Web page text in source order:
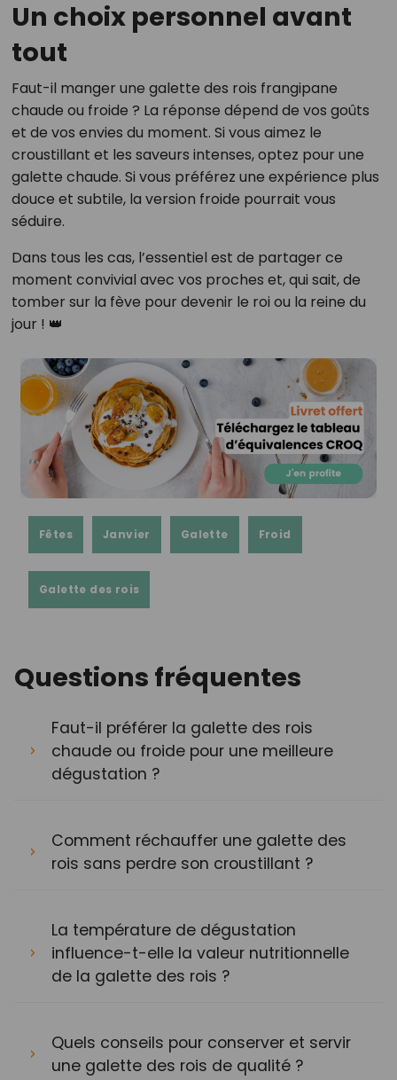
Un choix personnel avant
tout
Faut-il manger une galette des rois frangipane
chaude ou froide ? La réponse dépend de vos goûts
et de vos envies du moment. Si vous aimez le
croustillant et les saveurs intenses, optez pour une
galette chaude. Si vous préférez une expérience plus
douce et subtile, la version froide pourrait vous
séduire.
Dans tous les cas, l’essentiel est de partager ce
moment convivial avec vos proches et, qui sait, de
tomber sur la fève pour devenir le roi ou la reine du
jour ! 👑
Fêtes Janvier Galette Froid
Galette des rois
Questions fréquentes
Faut-il préférer la galette des rois
chaude ou froide pour une meilleure
dégustation ?
Comment réchauffer une galette des
rois sans perdre son croustillant ?
La température de dégustation
influence-t-elle la valeur nutritionnelle
de la galette des rois ?
Quels conseils pour conserver et servir
une galette des rois de qualité ?